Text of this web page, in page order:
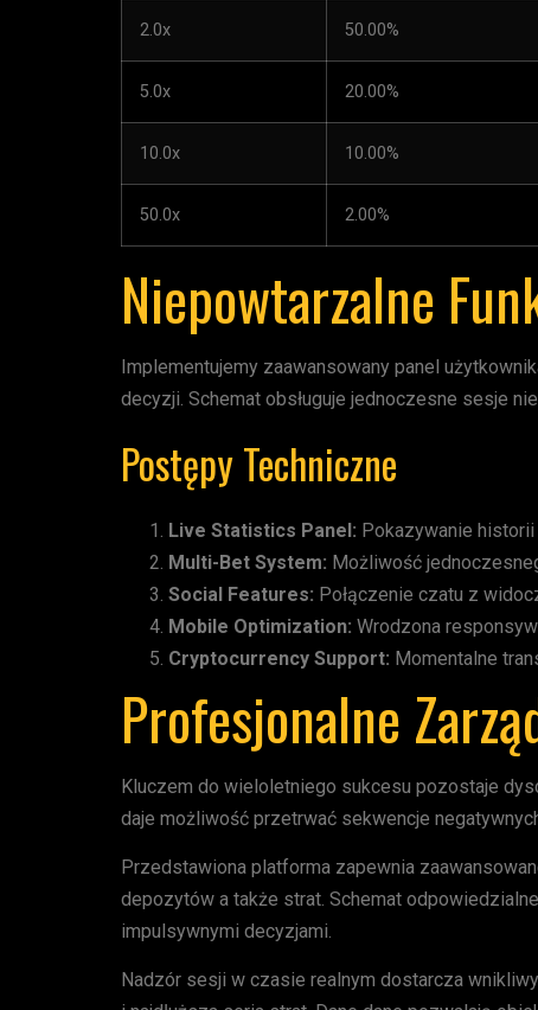
2.0x 50.00%
5.0x 20.00%
10.0x 10.00%
50.0x 2.00%
Niepowtarzalne
Implementujemy zaawansowany panel
decyzji. Schemat obsługuje jednoczesne sesje
Postępy Techniczne
Live Statistics Panel: Pokazywanie
Multi-Bet System: Możliwość
Social Features: Połączenie czatu z
Mobile Optimization: Wrodzona
Cryptocurrency Support: Momentalne
Profesjonalne
Kluczem do wieloletniego sukcesu pozostaje
daje możliwość przetrwać sekwencje
Przedstawiona platforma zapewnia
depozytów a także strat. Schemat
impulsywnymi decyzjami.
Nadzór sesji w czasie realnym dostarcza